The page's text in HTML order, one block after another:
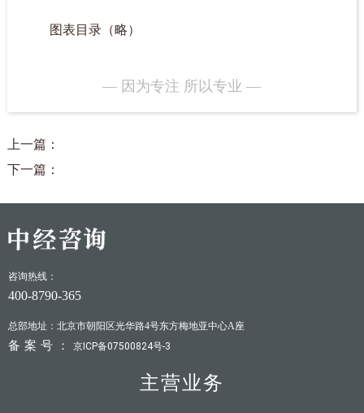
图表目录（略）
— 因为专注 所以专业 —
上一篇：
下一篇：
咨询热线：
400-8790-365
总部地址：北京市朝阳区光华路4号东方梅地亚中心A座
备案号： 京ICP备07500824号-3
主营业务